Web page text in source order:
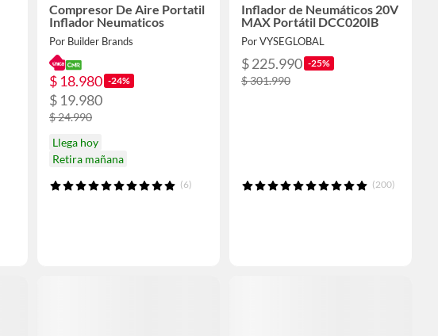
Compresor De Aire Portatil
Inflador Neumaticos
Por Builder Brands
$ 18.980 -24%
$ 19.980
$ 24.990
Llega hoy
Retira mañana
(6)
Inflador de Neumáticos 20V
MAX Portátil DCC020IB
Por VYSEGLOBAL
$ 225.990 -25%
$ 301.990
(200)